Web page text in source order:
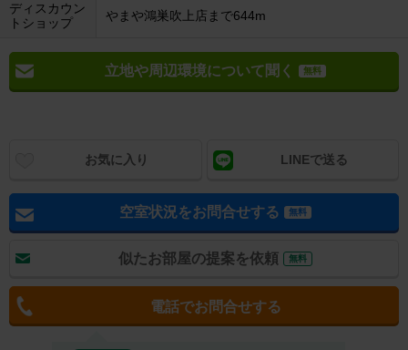
ディスカウン
トショップ
やまや鴻巣吹上店まで644m
立地や周辺環境について聞く 無料
お気に入り LINEで送る
空室状況をお問合せする 無料
似たお部屋の提案を依頼 無料
電話でお問合せする